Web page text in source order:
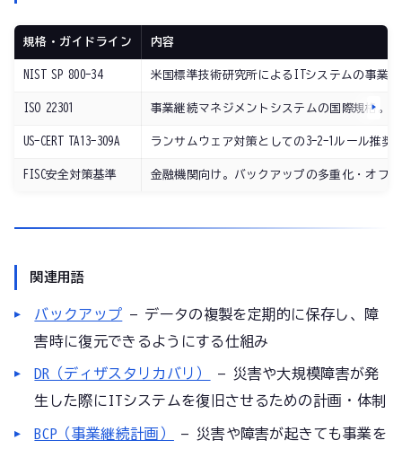
規格・ガイドライン 内容
NIST SP 800-34 米国標準技術研究所によるITシステムの事業継
ISO 22301 事業継続マネジメントシステムの国際規格。
US-CERT TA13-309A ランサムウェア対策としての3-2-1ルール推奨
FISC安全対策基準 金融機関向け。バックアップの多重化・オフ
関連用語
バックアップ — データの複製を定期的に保存し、障
害時に復元できるようにする仕組み
DR（ディザスタリカバリ）
— 災害や大規模障害が発
生した際にITシステムを復旧させるための計画・体制
BCP（事業継続計画）
— 災害や障害が起きても事業を